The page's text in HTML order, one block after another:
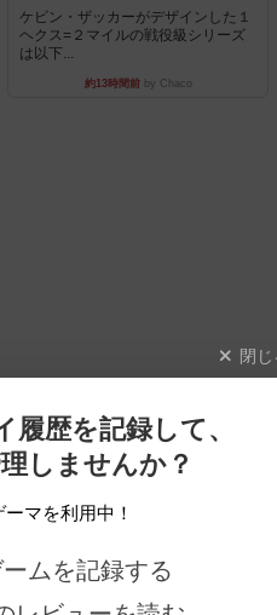
ケビン・ザッカーがデザインした１
ヘクス=２マイルの戦役級シリーズ
は以下...
約13時間前by Chaco
閉じ
歴を記録して、
しませんか？
マを利用中！
ムを記録する